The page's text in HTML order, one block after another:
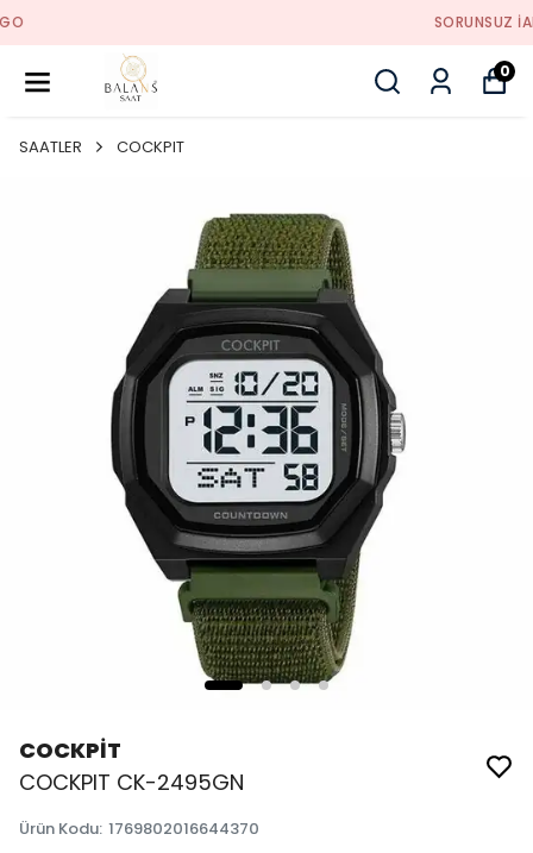
0
SAATLER COCKPIT
COCKPİT
COCKPIT CK-2495GN
Ürün Kodu: 1769802016644370